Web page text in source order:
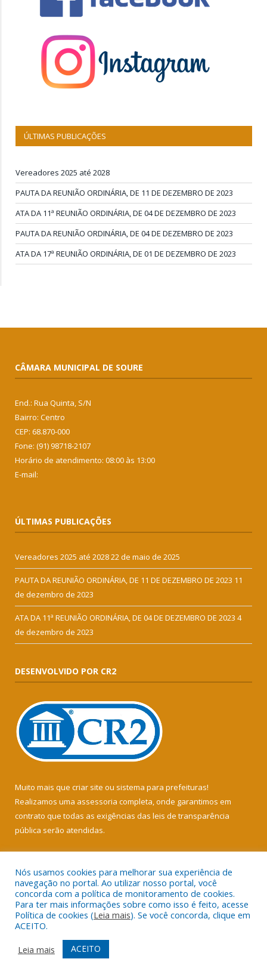
ÚLTIMAS PUBLICAÇÕES
Vereadores 2025 até 2028
PAUTA DA REUNIÃO ORDINÁRIA, DE 11 DE DEZEMBRO DE 2023
ATA DA 11ª REUNIÃO ORDINÁRIA, DE 04 DE DEZEMBRO DE 2023
PAUTA DA REUNIÃO ORDINÁRIA, DE 04 DE DEZEMBRO DE 2023
ATA DA 17ª REUNIÃO ORDINÁRIA, DE 01 DE DEZEMBRO DE 2023
CÂMARA MUNICIPAL DE SOURE
End.: Rua Quinta, S/N
Bairro: Centro
CEP: 68.870-000
Fone: (91) 98718-2107
Horário de atendimento: 08:00 às 13:00
E-mail:
ÚLTIMAS PUBLICAÇÕES
Vereadores 2025 até 202822 de maio de 2025
PAUTA DA REUNIÃO ORDINÁRIA, DE 11 DE DEZEMBRO DE 2023 11
de dezembro de 2023
ATA DA 11ª REUNIÃO ORDINÁRIA, DE 04 DE DEZEMBRO DE 2023 4
de dezembro de 2023
DESENVOLVIDO POR CR2
Muito mais que criar site ou sistema para prefeituras!
Realizamos uma assessoria completa, onde garantimos em
contrato que todas as exigências das leis de transparência
pública serão atendidas.
Todos os direitos reservados a Câmara Municipal de Soure.
Mapa do Site
Acessar Área Administrativa
Nós usamos cookies para melhorar sua experiência de
navegação no portal. Ao utilizar nosso portal, você
concorda com a política de monitoramento de cookies.
Para ter mais informações sobre como isso é feito, acesse
Política de cookies (Leia mais). Se você concorda, clique em
ACEITO.
Leia mais
ACEITO